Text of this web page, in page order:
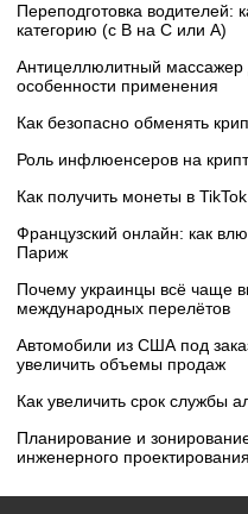
Переподготовка водителей:
категорию (с B на C или А)
Антицеллюлитный массажер
особенности применения
Как безопасно обменять
Роль инфлюенсеров на
Как получить монеты в
Французский онлайн: как
Париж
Почему украинцы всё чаще
международных перелётов
Автомобили из США под
увеличить объемы продаж
Как увеличить срок службы
Планирование и
инженерного